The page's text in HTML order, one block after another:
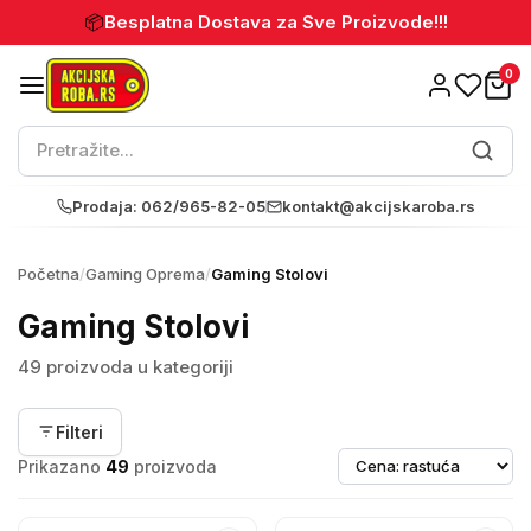
📦Besplatna Dostava za Sve Proizvode!!!
0
Prodaja: 062/965-82-05 kontakt@akcijskaroba.rs
Početna/Gaming Oprema/Gaming Stolovi
Gaming Stolovi
49 proizvoda u kategoriji
Filteri
Prikazano 49 proizvoda